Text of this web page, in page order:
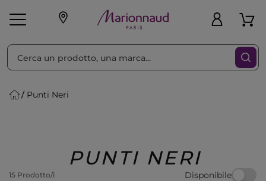
Make-up
Regalo
Punti Neri
PUNTI NERI
15 Prodotto/i Disponibile
Ordina per Filtra